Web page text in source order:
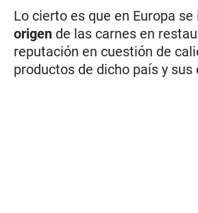
Lo cierto es que en Europa
origen de las carnes en
reputación en cuestión de
productos de dicho país y